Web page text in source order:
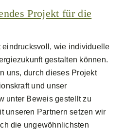
Projekt für die
eindrucksvoll, wie individuelle
gestalten können.
uns, durch dieses Projekt
und unser
unter Beweis gestellt zu
unseren Partnern setzen wir
die ungewöhnlichsten